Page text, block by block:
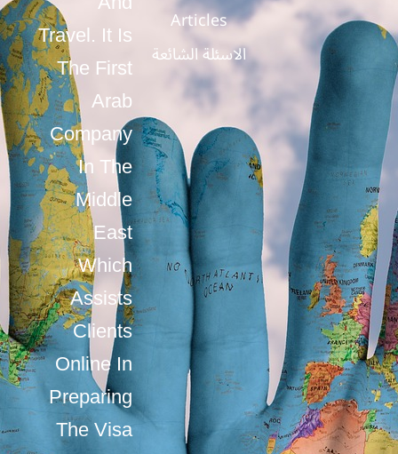
Travel. It Is
The First
Arab
Company
In The
Middle
East
Which
Assists
Clients
Online In
Preparing
The Visa
Articles
الاسئلة الشائعة